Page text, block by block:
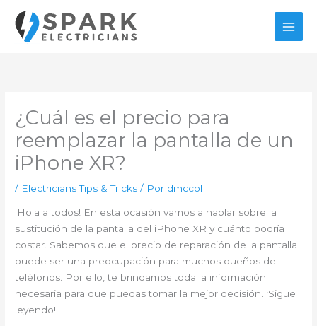
contenido
¿Cuál es el precio para
reemplazar la pantalla de un
iPhone XR?
/ Electricians Tips & Tricks / Por dmccol
¡Hola a todos! En esta ocasión vamos a hablar sobre la
sustitución de la pantalla del iPhone XR y cuánto podría
costar. Sabemos que el precio de reparación de la pantalla
puede ser una preocupación para muchos dueños de
teléfonos. Por ello, te brindamos toda la información
necesaria para que puedas tomar la mejor decisión. ¡Sigue
leyendo!